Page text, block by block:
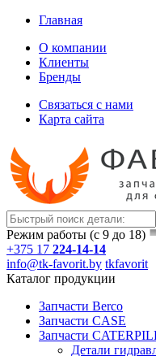
Главная
О компании
Клиенты
Бренды
Связаться с нами
Карта сайта
Режим работы (с 9 до 18)
+375 17 224-14-14
info@tk-favorit.by tkfavorit
Каталог продукции
Запчасти Berco
Запчасти CASE
Запчасти
Детали